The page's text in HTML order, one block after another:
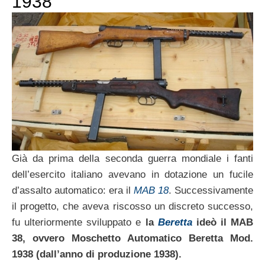
Già da prima della seconda guerra mondiale i fanti
dell’esercito italiano avevano in dotazione un fucile
d’assalto automatico: era il MAB 18. Successivamente
il progetto, che aveva riscosso un discreto successo,
fu ulteriormente sviluppato e
la Berettaideò il MAB
38, ovvero Moschetto Automatico Beretta Mod.
1938 (dall’anno di produzione 1938).